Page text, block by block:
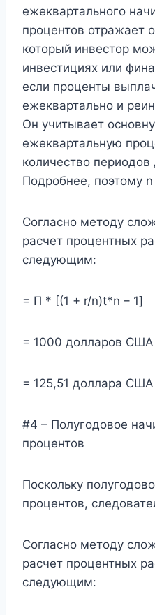
ежеквартального
процентов отражает
который инвестор
инвестициях или
если проценты
ежеквартально и
Он учитывает
ежеквартальную
количество периодов
Подробнее, поэтому
Согласно методу
расчет процентных
следующим:
= П * [(1 + r/n)t*n – 1]
= 1000 долларов США
= 125,51 доллара США
#4 – Полугодовое
процентов
Поскольку
процентов,
Согласно методу
расчет процентных
следующим: